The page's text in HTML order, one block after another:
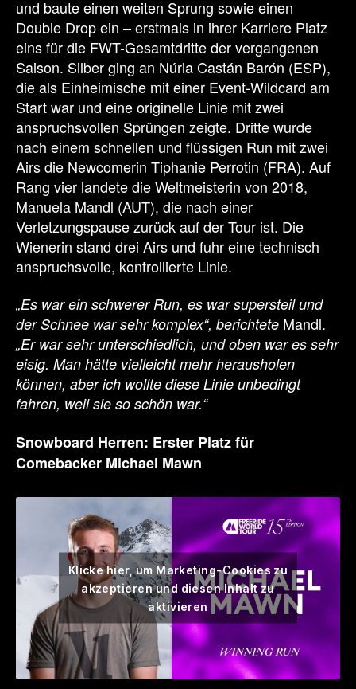
und baute einen weiten Sprung sowie einen
Double Drop ein – erstmals in ihrer Karriere Platz
eins für die FWT-Gesamtdritte der vergangenen
Saison. Silber ging an Núria Castán Barón (ESP),
die als Einheimische mit einer Event-Wildcard am
Start war und eine originelle Linie mit zwei
anspruchsvollen Sprüngen zeigte. Dritte wurde
nach einem schnellen und flüssigen Run mit zwei
Airs die Newcomerin Tiphanie Perrotin (FRA). Auf
Rang vier landete die Weltmeisterin von 2018,
Manuela Mandl (AUT), die nach einer
Verletzungspause zurück auf der Tour ist. Die
Wienerin stand drei Airs und fuhr eine technisch
anspruchsvolle, kontrollierte Linie.
„Es war ein schwerer Run, es war supersteil und
der Schnee war sehr komplex“, berichtete Mandl.
„Er war sehr unterschiedlich, und oben war es sehr
eisig. Man hätte vielleicht mehr herausholen
können, aber ich wollte diese Linie unbedingt
fahren, weil sie so schön war.“
Snowboard Herren: Erster Platz für
Comebacker Michael Mawn
Klicke hier, um Marketing-Cookies zu
akzeptieren und diesen Inhalt zu
aktivieren